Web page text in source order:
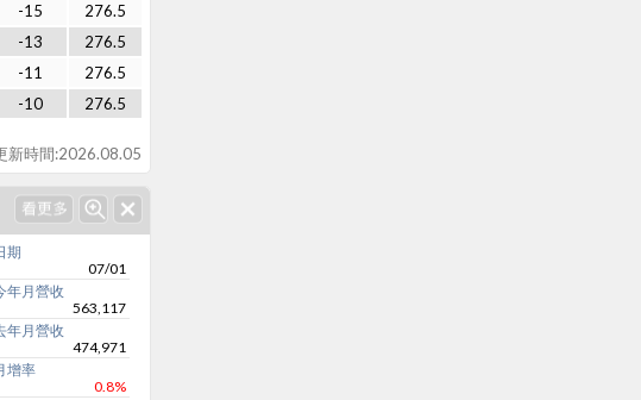
-15
276.5
-13
276.5
-11
276.5
-10 276.5
新時間:2026.08.05
期
07/01
年月營收
563,117
年月營收
474,971
增率
0.8%